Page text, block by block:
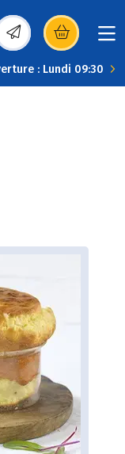
dans une
: Lundi 09:30